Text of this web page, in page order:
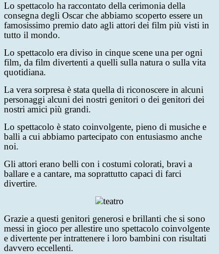
Lo spettacolo ha raccontato della cerimonia della
consegna degli Oscar che abbiamo scoperto essere un
famosissimo premio dato agli attori dei film più visti in
tutto il mondo.
Lo spettacolo era diviso in cinque scene una per ogni
film, da film divertenti a quelli sulla natura o sulla vita
quotidiana.
La vera sorpresa è stata quella di riconoscere in alcuni
personaggi alcuni dei nostri genitori o dei genitori dei
nostri amici più grandi.
Lo spettacolo è stato coinvolgente, pieno di musiche e
balli a cui abbiamo partecipato con entusiasmo anche
noi.
Gli attori erano belli con i costumi colorati, bravi a
ballare e a cantare, ma soprattutto capaci di farci
divertire.
Grazie a questi genitori generosi e brillanti che si sono
messi in gioco per allestire uno spettacolo coinvolgente
e divertente per intrattenere i loro bambini con risultati
davvero eccellenti.